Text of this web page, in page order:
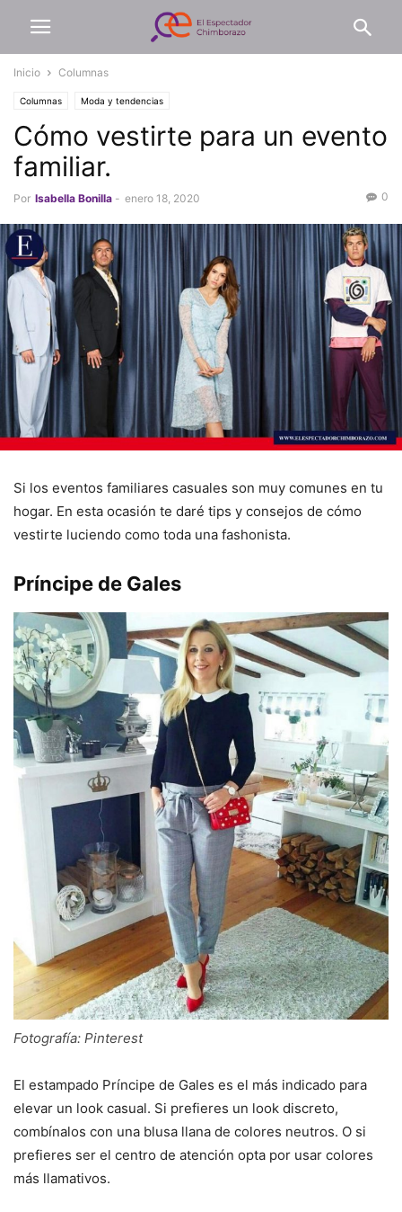
Inicio Columnas
Columnas Moda y tendencias
Cómo vestirte para un evento
familiar.
Por Isabella Bonilla - enero 18, 2020 0
Si los eventos familiares casuales son muy comunes en tu
hogar. En esta ocasión te daré tips y consejos de cómo
vestirte luciendo como toda una fashonista.
Príncipe de Gales
Fotografía: Pinterest
El estampado Príncipe de Gales es el más indicado para
elevar un look casual. Si prefieres un look discreto,
combínalos con una blusa llana de colores neutros. O si
prefieres ser el centro de atención opta por usar colores
más llamativos.